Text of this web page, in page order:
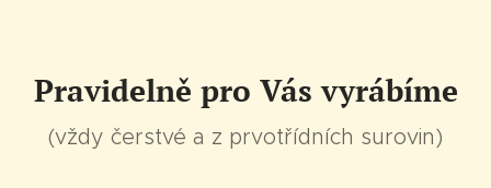
Pravidelně pro Vás vyrábíme
(vždy čerstvé a z prvotřídních surovin)